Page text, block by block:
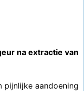
na extractie van
pijnlijke aandoening